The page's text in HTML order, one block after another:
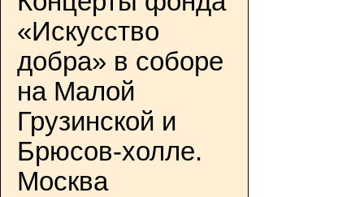
«Искусство
добра» в соборе
на Малой
Грузинской и
Брюсов-холле.
Москва